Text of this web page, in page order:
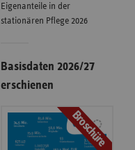
Eigenanteile in der
stationären Pflege 2026
Basisdaten 2026/27
erschienen
Broschüre